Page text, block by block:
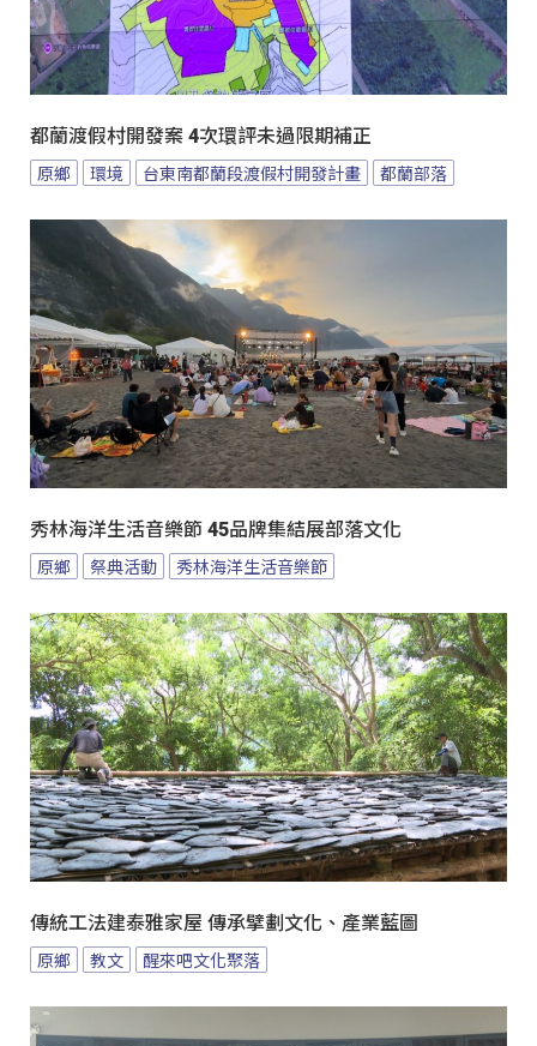
都蘭渡假村開發案 4次環評未過限期補正
原鄉 環境 台東南都蘭段渡假村開發計畫 都蘭部落
秀林海洋生活音樂節 45品牌集結展部落文化
原鄉 祭典活動 秀林海洋生活音樂節
傳統工法建泰雅家屋 傳承擘劃文化、產業藍圖
原鄉 教文 醒來吧文化聚落